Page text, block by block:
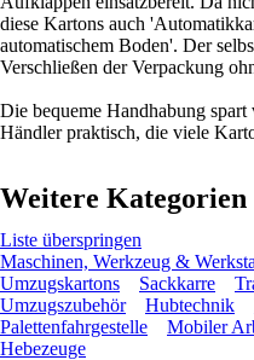
diese Kartons auch
automatischem Boden'. Der
Verschließen der Verpackung
Die bequeme Handhabung
Händler praktisch, die viele
Weitere Kategorien
Liste überspringen
Maschinen, Werkzeug &
Umzugskartons
Sackkarre
Umzugszubehör
Hubtechnik
Palettenfahrgestelle
Mobiler
Hebezeuge